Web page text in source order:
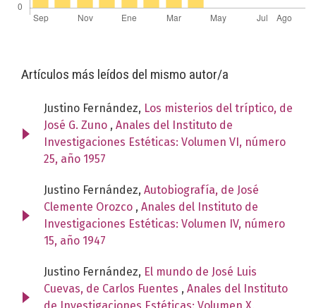
Artículos más leídos del mismo autor/a
Justino Fernández, Los misterios del tríptico, de
José G. Zuno , Anales del Instituto de
Investigaciones Estéticas: Volumen VI, número
25, año 1957
Justino Fernández, Autobiografía, de José
Clemente Orozco , Anales del Instituto de
Investigaciones Estéticas: Volumen IV, número
15, año 1947
Justino Fernández, El mundo de José Luis
Cuevas, de Carlos Fuentes , Anales del Instituto
de Investigaciones Estéticas: Volumen X,